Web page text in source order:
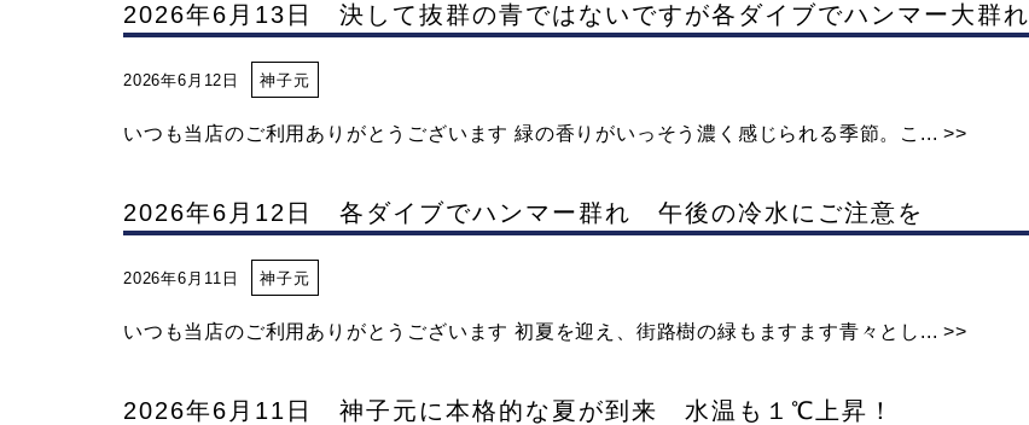
2026年6月13日 決して抜群の青ではないですが各ダイブでハンマー大群れ
2026年6月12日 神子元
いつも当店のご利用ありがとうございます 緑の香りがいっそう濃く感じられる季節。こ... >>
2026年6月12日 各ダイブでハンマー群れ 午後の冷水にご注意を
2026年6月11日 神子元
いつも当店のご利用ありがとうございます 初夏を迎え、街路樹の緑もますます青々とし... >>
2026年6月11日 神子元に本格的な夏が到来 水温も１℃上昇！